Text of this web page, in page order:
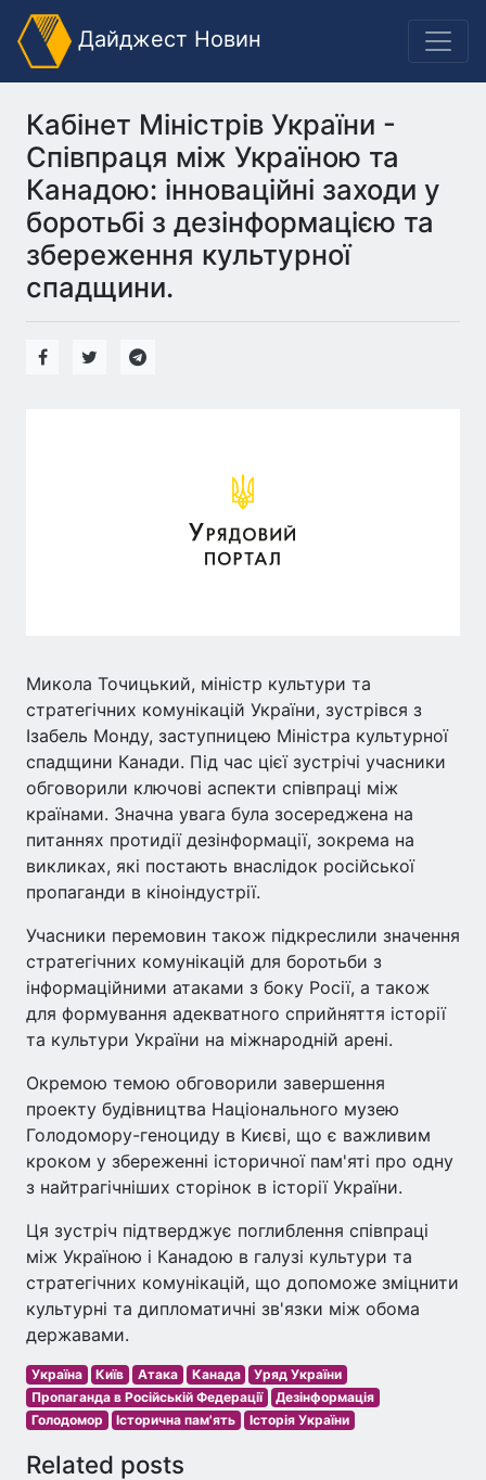
Дайджест Новин
Кабінет Міністрів України -
Співпраця між Україною та
Канадою: інноваційні заходи у
боротьбі з дезінформацією та
збереження культурної
спадщини.
Микола Точицький, міністр культури та
стратегічних комунікацій України, зустрівся з
Ізабель Монду, заступницею Міністра культурної
спадщини Канади. Під час цієї зустрічі учасники
обговорили ключові аспекти співпраці між
країнами. Значна увага була зосереджена на
питаннях протидії дезінформації, зокрема на
викликах, які постають внаслідок російської
пропаганди в кіноіндустрії.
Учасники перемовин також підкреслили значення
стратегічних комунікацій для боротьби з
інформаційними атаками з боку Росії, а також
для формування адекватного сприйняття історії
та культури України на міжнародній арені.
Окремою темою обговорили завершення
проекту будівництва Національного музею
Голодомору-геноциду в Києві, що є важливим
кроком у збереженні історичної пам'яті про одну
з найтрагічніших сторінок в історії України.
Ця зустріч підтверджує поглиблення співпраці
між Україною і Канадою в галузі культури та
стратегічних комунікацій, що допоможе зміцнити
культурні та дипломатичні зв'язки між обома
державами.
Україна Київ Атака Канада
Уряд України
Пропаганда в Російській Федерації
Дезінформація
Голодомор
Історична пам'ять Історія України
Related posts